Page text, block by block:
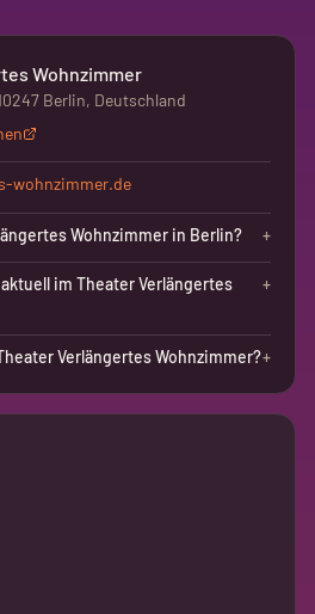
Wohnzimmer
Berlin, Deutschland
wohnzimmer.de
Wohnzimmer in Berlin? +
im Theater Verlängertes
+
Verlängertes Wohnzimmer?+